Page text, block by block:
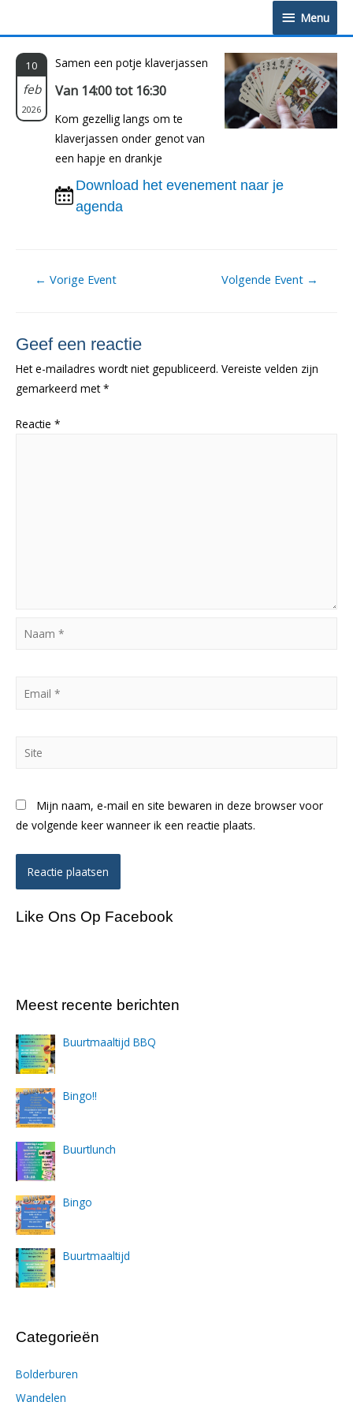
Menu
Menu
10
feb
2026
Samen een potje klaverjassen
Van 14:00 tot 16:30
Kom gezellig langs om te
klaverjassen onder genot van
een hapje en drankje
Download het evenement naar je
agenda
Berichtnavigatie
← Vorige Event Volgende Event →
Geef een reactie
Het e-mailadres wordt niet gepubliceerd. Vereiste velden zijn
gemarkeerd met*
Reactie *
Naam
Mijn naam, e-mail en site bewaren in deze browser voor
de volgende keer wanneer ik een reactie plaats.
Like Ons Op Facebook
Meest recente berichten
Buurtmaaltijd BBQ
Bingo!!
Buurtlunch
Bingo
Buurtmaaltijd
Categorieën
Bolderburen
Wandelen